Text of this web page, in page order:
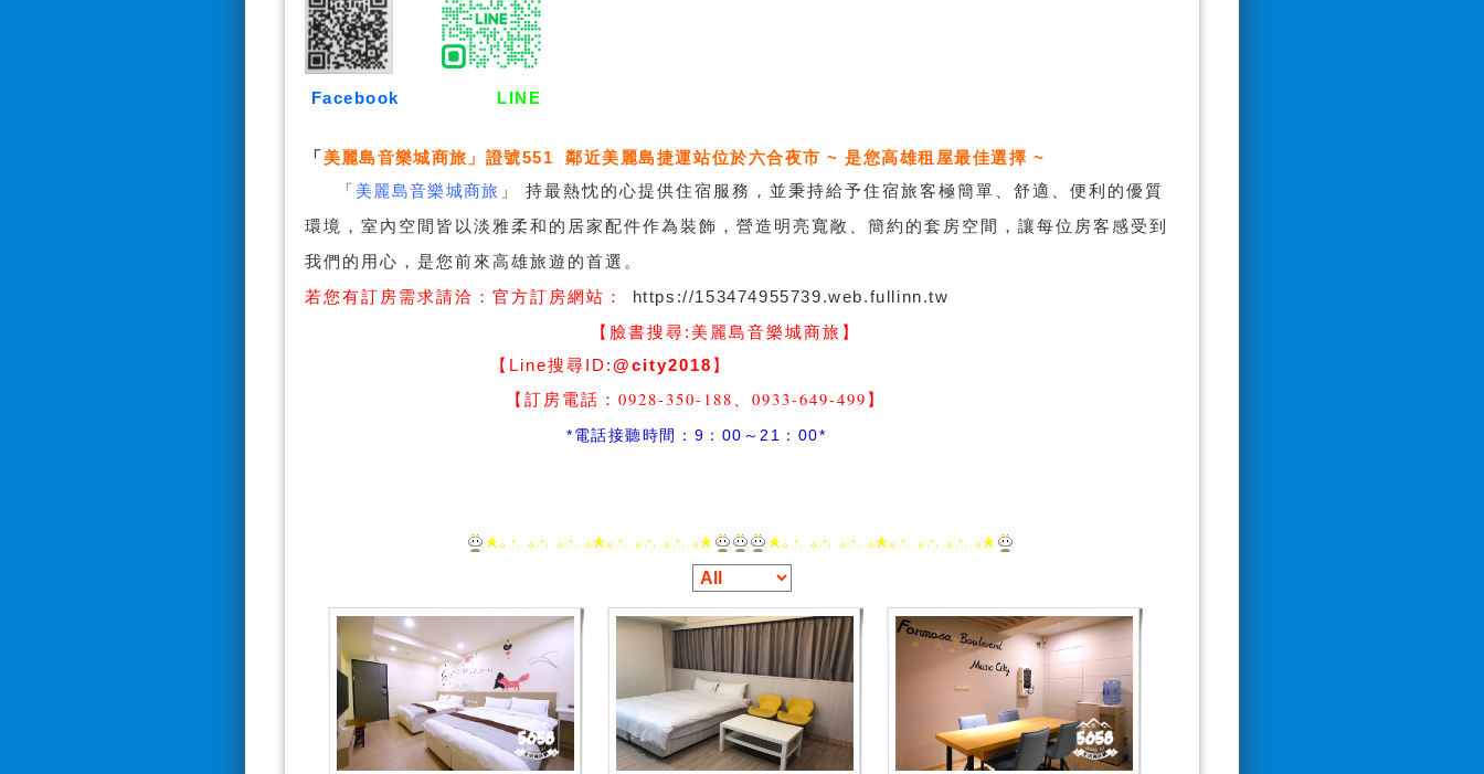
Facebook LINE
「 美麗島音樂城商旅 」證號551 鄰近美麗島捷運站位於六合夜市 ~ 是您高雄租屋最佳選擇 ~
「 美麗島音樂城商旅 」 持最熱忱的心提供住宿服務，並秉持給予住宿旅客極簡單、舒適、便利的優質
環境，室內空間皆以淡雅柔和的居家配件作為裝飾，營造明亮寬敞、簡約的套房空間，讓每位房客感受到
我們的用心，是您前來高雄旅遊的首選。
若您有訂房需求請洽： 官方訂房網站： https://153474955739.web.fullinn.tw
【臉書搜尋: 美麗島音樂城商旅 】
【Line搜尋ID:@city2018 】
【訂房電話：0928-350-188、0933-649-499 】
*電話接聽時間：9：00～21：00*